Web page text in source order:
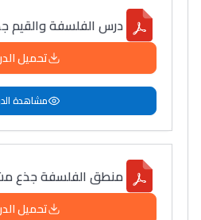
درس الفلسفة والقيم
تحميل
مشاهدة
منطق الفلسفة جذع
تحميل